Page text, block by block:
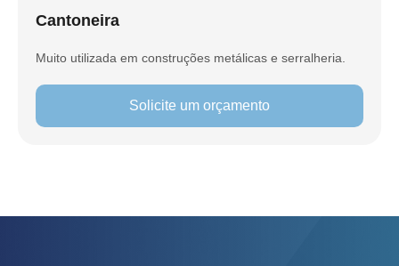
Cantoneira
Muito utilizada em construções metálicas e serralheria.
Solicite um orçamento